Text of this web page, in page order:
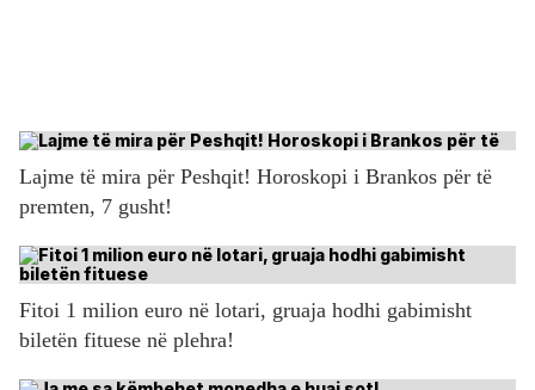
Lajme të mira për Peshqit! Horoskopi i Brankos për të
premten, 7 gusht!
Fitoi 1 milion euro në lotari, gruaja hodhi gabimisht
biletën fituese në plehra!